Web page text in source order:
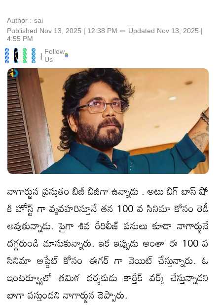
Author : sai
Published Nov 13, 2025 | 12:38 PM ⚊ Updated Nov 13, 2025 |
4:55 PM
| Follow
Us
నాగార్జున ప్రస్తుతం బిజీ బిజిగా ఉన్నాడు . అటు బిగ్ బాస్ షో
కి హోస్ట్ గా వ్యవహరిస్తూనే తన 100 వ సినిమా కోసం రెడీ
అవుతున్నాడు. పైగా శివ రీరిలీజ్ పనులు కూడా నాగార్జునే
దగ్గరుండి చూసుకున్నారు. ఇక ఇప్పుడు అంతా ఈ 100 వ
సినిమా అప్డేట్ కోసం ఈగర్ గా వెయిట్ చేస్తున్నారు. ఓ
ఇంటర్వ్యూలో తమిళ దర్శకుడు కార్తీక్ వర్క్ చేస్తున్నాడని
బాగా వస్తుందని నాగార్జున చెప్పారు.